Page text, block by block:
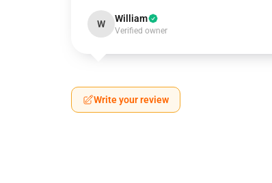
W William
Verified owner
Write your review